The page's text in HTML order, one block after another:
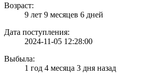
Возраст:
9 лет 9 месяцев 6 дней
Дата поступления:
2024-11-05 12:28:00
Выбыла:
1 год 4 месяца 3 дня назад